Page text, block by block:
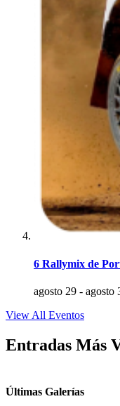
6 Rallymix de
agosto 29 - agosto
View All Eventos
Entradas Más
Últimas Galerías